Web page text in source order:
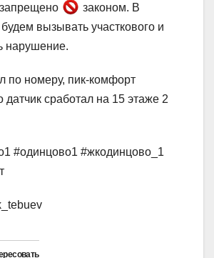
законом. В
вызывать участкового и
нарушение.
по номеру, пик-комфорт
датчик сработал на 15 этаже 2
#одинцово1 #жкодинцово_1